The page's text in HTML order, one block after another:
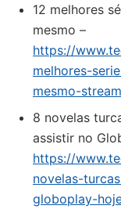
12 melhores
mesmo –
https://
melhores-
mesmo-
8 novelas
assistir no
https://
novelas-
globoplay-